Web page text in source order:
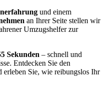
und einem
an Ihrer Seite stellen wir
Umzugshelfer zur
Sekunden – schnell und
Entdecken Sie den
Sie, wie reibungslos Ihr